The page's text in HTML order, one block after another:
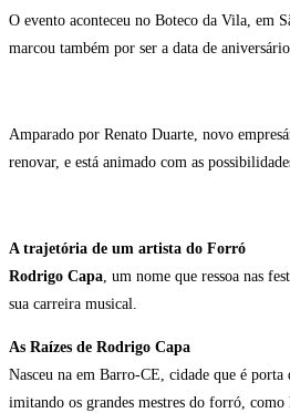
O evento aconteceu no Boteco da Vila, em
marcou também por ser a data de
Amparado por Renato Duarte, novo
renovar, e está animado com as
A trajetória de um artista do Forró
Rodrigo Capa, um nome que ressoa nas
sua carreira musical.
As Raízes de Rodrigo Capa
Nasceu na em Barro-CE, cidade que é
imitando os grandes mestres do forró, como